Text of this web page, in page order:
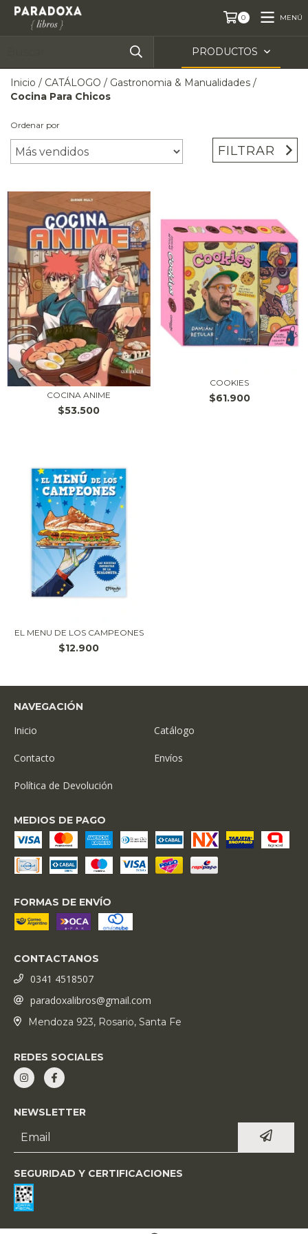
0 MENÚ
PRODUCTOS
Inicio / CATÁLOGO / Gastronomia & Manualidades /
Cocina Para Chicos
Ordenar por
FILTRAR
COCINA ANIME
$53.500
COOKIES
$61.900
EL MENU DE LOS CAMPEONES
$12.900
NAVEGACIÓN
Inicio Catálogo
Contacto Envíos
Política de Devolución
MEDIOS DE PAGO
FORMAS DE ENVÍO
CONTACTANOS
0341 4518507
paradoxalibros@gmail.com
Mendoza 923, Rosario, Santa Fe
REDES SOCIALES
NEWSLETTER
SEGURIDAD Y CERTIFICACIONES